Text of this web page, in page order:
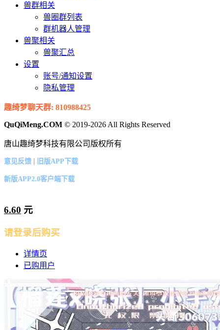
兽群相关
兽圈群列表
群机器人管理
兽聚相关
兽聚汇总
设置
账号/通知设置
隐私管理
趣绮梦聊天群: 810988425
QuQiMeng.COM © 2019-2026 All Rights Reserved
唐山趣绮梦科技有限公司版权所有
意见反馈 | 旧版APP下载
新版APP2.0客户端下载
6.60 元
请登录后购买
详情页
已购用户